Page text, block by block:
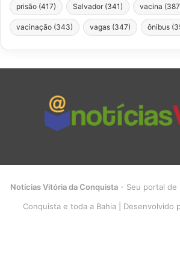
prisão (417) Salvador (341) vacina
vacinação (343) vagas (347) ônibus
Notícias Vitória da Conquista - Seu portal de
Conquista e toda a Bahia | Desenvolvido